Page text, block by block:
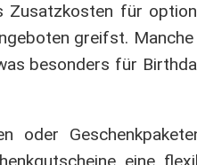
für
greifst.
besonders für
oder